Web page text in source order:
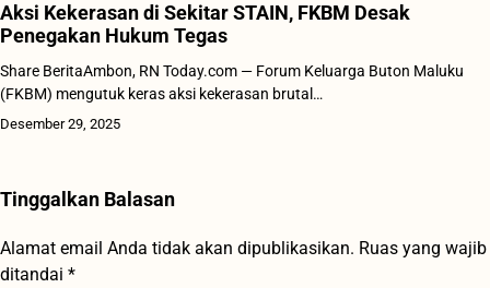
Aksi Kekerasan di Sekitar STAIN, FKBM Desak
Penegakan Hukum Tegas
Share BeritaAmbon, RN Today.com — Forum Keluarga Buton Maluku
(FKBM) mengutuk keras aksi kekerasan brutal…
Desember 29, 2025
Tinggalkan Balasan
Alamat email Anda tidak akan dipublikasikan. Ruas yang wajib
ditandai *